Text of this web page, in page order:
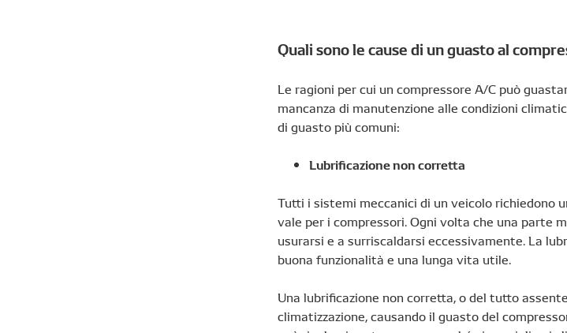
Quali sono le cause di un guasto al
Le ragioni per cui un compressore A/C può
mancanza di manutenzione alle condizioni
di guasto più comuni:
Lubrificazione non corretta
Tutti i sistemi meccanici di un veicolo richiedono
vale per i compressori. Ogni volta che una parte
usurarsi e a surriscaldarsi eccessivamente. La
buona funzionalità e una lunga vita utile.
Una lubrificazione non corretta, o del tutto
climatizzazione, causando il guasto del